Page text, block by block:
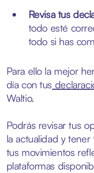
Revisa tus
todo esté
todo si has
Para ello la mejor
día con tus
Waltio.
Podrás revisar tus
la actualidad y
tus movimientos
plataformas